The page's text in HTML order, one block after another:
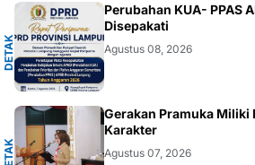
D
E
T
A
K
N
U
S
A
N
T
A
RA
Perubahan KUA- PPAS
Disepakati
Agustus 08, 2026
D
E
T
A
K
N
U
S
A
N
T
A
RA
Gerakan Pramuka Miliki
Karakter
Agustus 07, 2026